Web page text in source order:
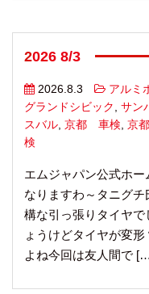
2026 8/3
2026.8.3 アルミ
グランドシビック , サン
スバル, 京都 車検, 京
検
エムジャパン公式ホ
なりますわ～タニグ
構な引っ張りタイヤ
ょうけどタイヤが変
よね今回は友人間で